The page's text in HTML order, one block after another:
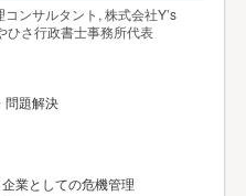
ンサルタント, 株式会社Y’s
ひさ行政書士事務所代表
問題解決
業としての危機管理